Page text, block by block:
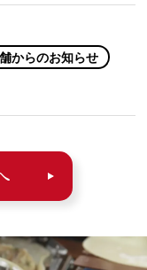
からのお知らせ